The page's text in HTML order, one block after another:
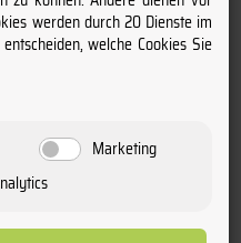
Classé
werden durch 20 Dienste im
welche Cookies Sie
Marketing